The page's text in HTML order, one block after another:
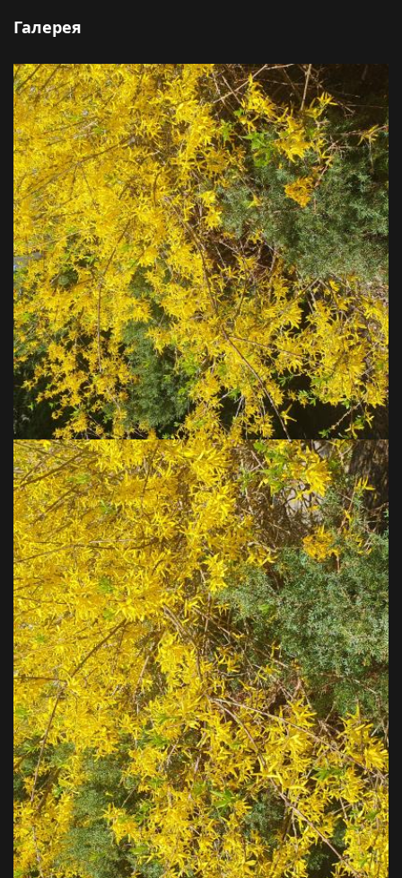
Галерея